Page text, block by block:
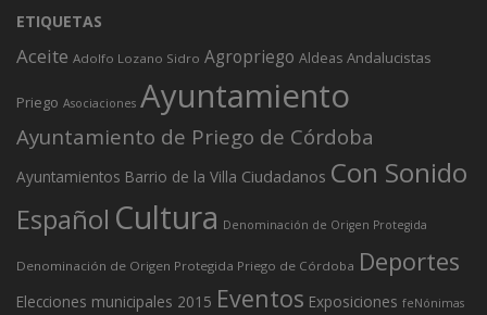
ETIQUETAS
Aceite Adolfo Lozano Sidro Agropriego Aldeas Andalucistas
Priego Asociaciones Ayuntamiento
Ayuntamiento de Priego de Córdoba
Ayuntamientos Barrio de la Villa Ciudadanos Con Sonido
Español Cultura Denominación de Origen Protegida
Denominación de Origen Protegida Priego de Córdoba Deportes
Elecciones municipales 2015 Eventos Exposiciones feNónimas